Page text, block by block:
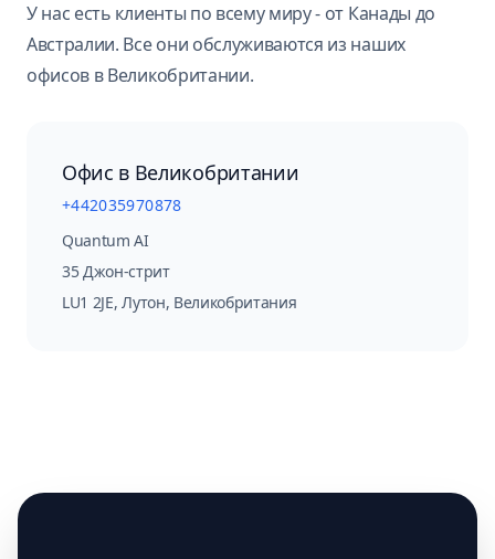
У нас есть клиенты по всему миру - от Канады до
Австралии. Все они обслуживаются из наших
офисов в Великобритании.
Офис в Великобритании
+442035970878
Quantum AI
35 Джон-стрит
LU1 2JE,Лутон, Великобритания